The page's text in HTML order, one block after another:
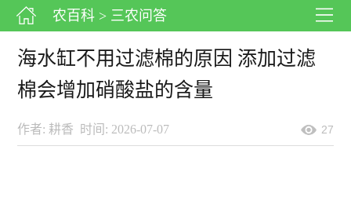
农百科 > 三农问答
海水缸不用过滤棉的原因 添加过滤
棉会增加硝酸盐的含量
作者: 耕香 时间: 2026-07-07 27